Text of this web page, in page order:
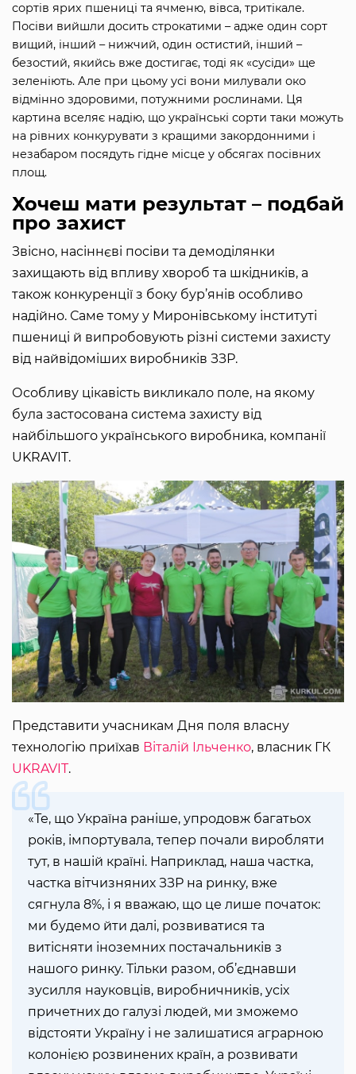
сортів ярих пшениці та ячменю, вівса, тритікале.
Посіви вийшли досить строкатими – адже один сорт
вищий, інший – нижчий, один остистий, інший –
безостий, якийсь вже достигає, тоді як «сусіди» ще
зеленіють. Але при цьому усі вони милували око
відмінно здоровими, потужними рослинами. Ця
картина вселяє надію, що українські сорти таки можуть
на рівних конкурувати з кращими закордонними і
незабаром посядуть гідне місце у обсягах посівних
площ.
Хочеш мати результат – подбай
про захист
Звісно, насіннєві посіви та демоділянки
захищають від впливу хвороб та шкідників, а
також конкуренції з боку бур’янів особливо
надійно. Саме тому у Миронівському інституті
пшениці й випробовують різні системи захисту
від найвідоміших виробників ЗЗР.
Особливу цікавість викликало поле, на якому
була застосована система захисту від
найбільшого українського виробника, компанії
UKRAVIT.
Представити учасникам Дня поля власну
технологію приїхав Віталій Ільченко, власник ГК
UKRAVIT.
«Те, що Україна раніше, упродовж багатьох
років, імпортувала, тепер почали виробляти
тут, в нашій країні. Наприклад, наша частка,
частка вітчизняних ЗЗР на ринку, вже
сягнула 8%, і я вважаю, що це лише початок:
ми будемо йти далі, розвиватися та
витісняти іноземних постачальників з
нашого ринку. Тільки разом, об’єднавши
зусилля науковців, виробничників, усіх
причетних до галузі людей, ми зможемо
відстояти Україну і не залишатися аграрною
колонією розвинених країн, а розвивати